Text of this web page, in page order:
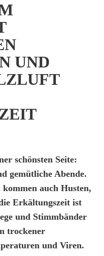
UND
schönsten Seite:
gemütliche Abende.
auch Husten,
Erkältungszeit ist
und Stimmbänder
trockener
und Viren.